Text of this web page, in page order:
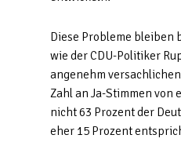
Diese Probleme bleiben
wie der CDU-Politiker
angenehm
Zahl an Ja-Stimmen von
nicht 63 Prozent der
eher 15 Prozent